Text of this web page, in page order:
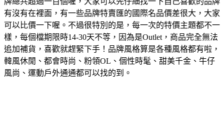
有沒有在裡面，有一些品牌特賣匯的國際名品價差很大，大家
可以比價一下喔。不過很特別的是，每一次的特價主題都不一
樣，每個檔期限時14-30天不等，因為是Outlet，商品完全無法
追加補貨，喜歡就趕緊下手！品牌風格算是各種風格都有啦，
韓風休閒、都會時尚、粉領OL、個性時髦、甜美千金、牛仔
風尚、運動戶外通通都可以找的到。